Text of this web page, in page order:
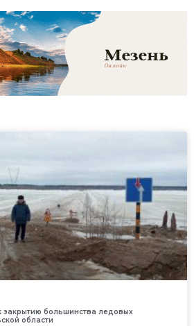
закрытию большинства ледовых
области